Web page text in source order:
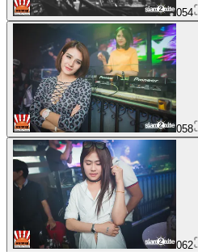
054
058
062